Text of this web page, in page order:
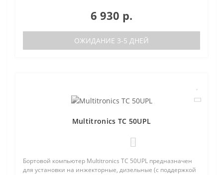
6 930 р.
ОЖИДАНИЕ 3-5 ДНЕЙ
Multitronics TC 50UPL
Бортовой компьютер Multitronics TC 50UPL предназначен
для установки на инжекторные, дизельные (с поддержкой